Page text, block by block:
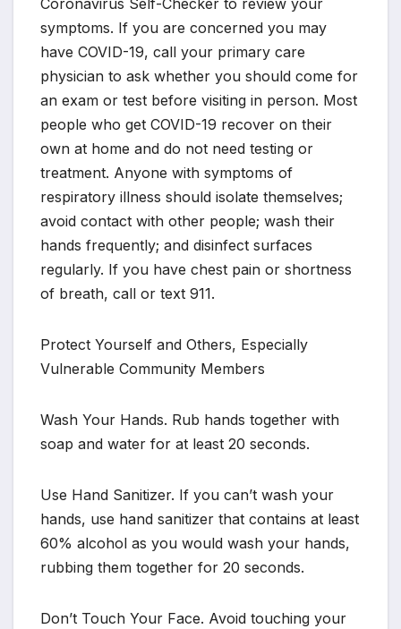
Coronavirus Self-Checker to review your
symptoms. If you are concerned you may
have COVID-19, call your primary care
physician to ask whether you should come for
an exam or test before visiting in person. Most
people who get COVID-19 recover on their
own at home and do not need testing or
treatment. Anyone with symptoms of
respiratory illness should isolate themselves;
avoid contact with other people; wash their
hands frequently; and disinfect surfaces
regularly. If you have chest pain or shortness
of breath, call or text 911.
Protect Yourself and Others, Especially
Vulnerable Community Members
Wash Your Hands. Rub hands together with
soap and water for at least 20 seconds.
Use Hand Sanitizer. If you can’t wash your
hands, use hand sanitizer that contains at least
60% alcohol as you would wash your hands,
rubbing them together for 20 seconds.
Don’t Touch Your Face. Avoid touching your